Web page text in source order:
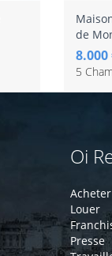
de
8.000
5
Oi
Acheter
Louer
Presse